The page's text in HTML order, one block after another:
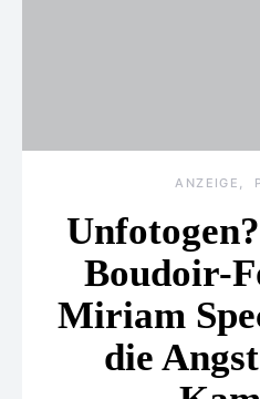
ANZEIGE
Boudoir-
Miriam
die